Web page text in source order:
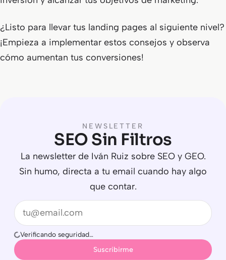
¿Listo para llevar tus landing pages al siguiente nivel?
¡Empieza a implementar estos consejos y observa
cómo aumentan tus conversiones!
NEWSLETTER
SEO Sin Filtros
La newsletter de Iván Ruiz sobre SEO y GEO.
Sin humo, directa a tu email cuando hay algo
que contar.
Email
Verificando seguridad…
Suscribirme